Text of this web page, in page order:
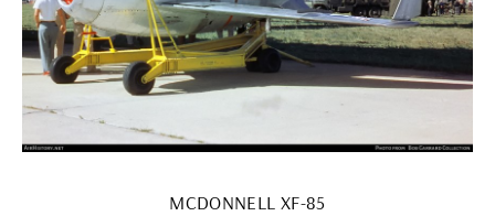
MCDONNELL XF-85